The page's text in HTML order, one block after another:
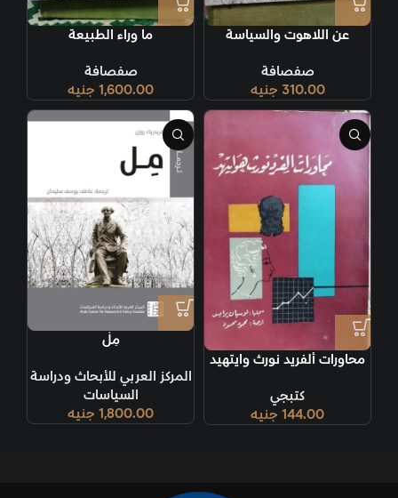
عن اللاهوت والسياسة
صفصافة
310.00 جنيه
ما وراء الطبيعة
صفصافة
1,600.00 جنيه
محاورات ألفريد نورث وايتهيد
كتبجي
144.00 جنيه
مِلْ
المركز العربي للأبحاث ودراسة
السياسات
1,800.00 جنيه